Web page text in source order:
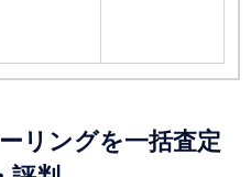
リングを一括査定